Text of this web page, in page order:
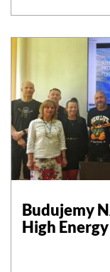
Budujemy
High